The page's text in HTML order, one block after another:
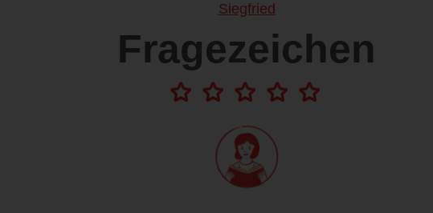
Siegfried
Fragezeichen